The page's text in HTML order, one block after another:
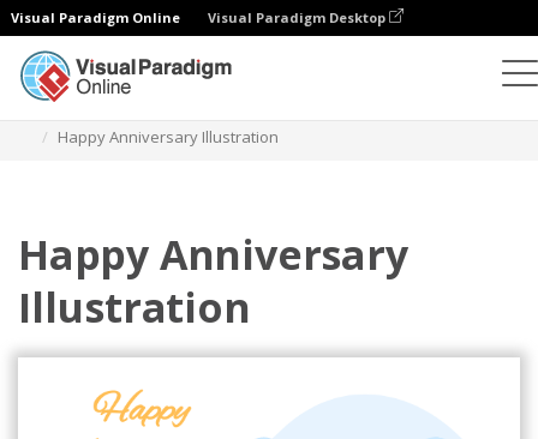
Visual Paradigm Online Visual Paradigm Desktop
Happy Anniversary Illustration
Happy Anniversary
Illustration